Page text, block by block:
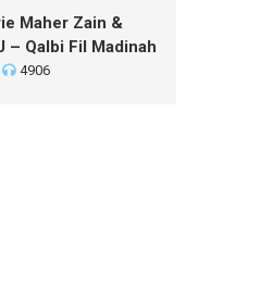
Maher Zain &
– Qalbi Fil Madinah
4906